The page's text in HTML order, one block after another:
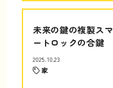
未来の鍵の複製スマ
ートロックの合鍵
2025.10.23
家